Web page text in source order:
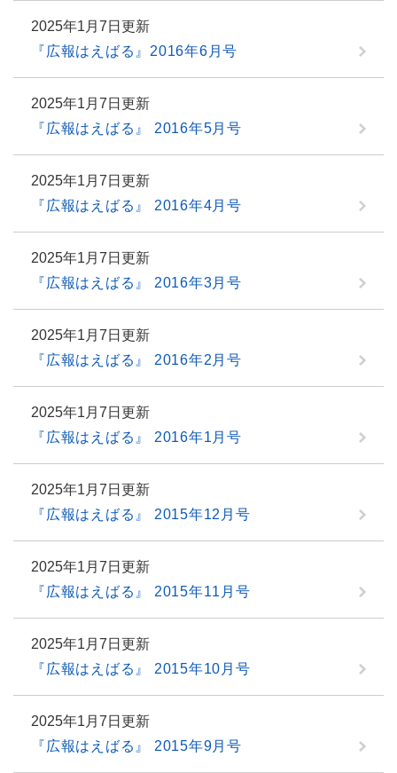
2025年1月7日更新
『広報はえばる』2016年6月号
2025年1月7日更新
『広報はえばる』 2016年5月号
2025年1月7日更新
『広報はえばる』 2016年4月号
2025年1月7日更新
『広報はえばる』 2016年3月号
2025年1月7日更新
『広報はえばる』 2016年2月号
2025年1月7日更新
『広報はえばる』 2016年1月号
2025年1月7日更新
『広報はえばる』 2015年12月号
2025年1月7日更新
『広報はえばる』 2015年11月号
2025年1月7日更新
『広報はえばる』 2015年10月号
2025年1月7日更新
『広報はえばる』 2015年9月号